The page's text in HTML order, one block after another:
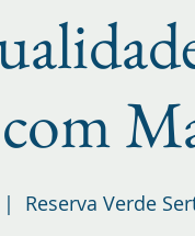
|
Reserva Verde